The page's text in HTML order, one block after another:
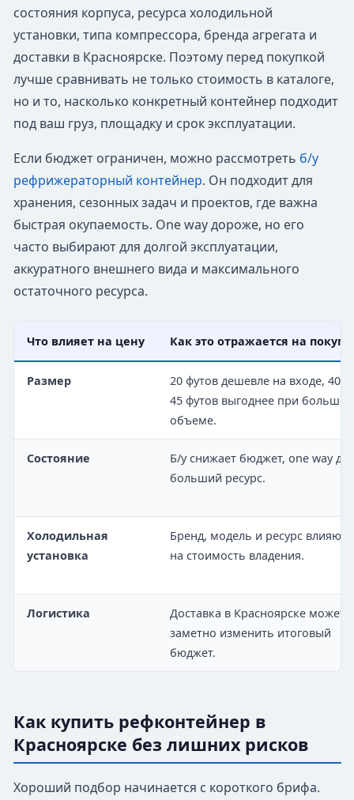
состояния корпуса, ресурса холодильной
установки, типа компрессора, бренда агрегата и
доставки в Красноярске. Поэтому перед покупкой
лучше сравнивать не только стоимость в каталоге,
но и то, насколько конкретный контейнер подходит
под ваш груз, площадку и срок эксплуатации.
Если бюджет ограничен, можно рассмотреть б/у
рефрижераторный контейнер. Он подходит для
хранения, сезонных задач и проектов, где важна
быстрая окупаемость. One way дороже, но его
часто выбирают для долгой эксплуатации,
аккуратного внешнего вида и максимального
остаточного ресурса.
Что влияет на цену Как это отражается на
Размер
20 футов дешевле на входе, 40 и
45 футов выгоднее при
объеме.
Состояние
Б/у снижает бюджет, one way
больший ресурс.
Холодильная
установка
Бренд, модель и ресурс влияют
на стоимость владения.
Логистика
Доставка в Красноярске может
заметно изменить итоговый
бюджет.
Как купить рефконтейнер в
Красноярске без лишних рисков
Хороший подбор начинается с короткого брифа.